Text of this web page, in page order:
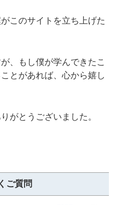
このサイトを立ち上げた
、もし僕が学んできたこ
とがあれば、心から嬉し
がとうございました。
ご質問